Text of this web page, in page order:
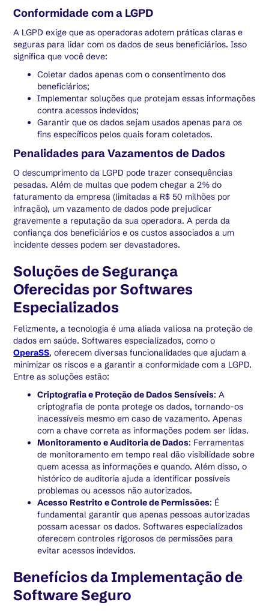
Conformidade com a LGPD
A LGPD exige que as operadoras adotem práticas claras e
seguras para lidar com os dados de seus beneficiários. Isso
significa que você deve:
Coletar dados apenas com o consentimento dos
beneficiários;
Implementar soluções que protejam essas informações
contra acessos indevidos;
Garantir que os dados sejam usados apenas para os
fins específicos pelos quais foram coletados.
Penalidades para Vazamentos de Dados
O descumprimento da LGPD pode trazer consequências
pesadas. Além de multas que podem chegar a 2% do
faturamento da empresa (limitadas a R$ 50 milhões por
infração), um vazamento de dados pode prejudicar
gravemente a reputação da sua operadora. A perda da
confiança dos beneficiários e os custos associados a um
incidente desses podem ser devastadores.
Soluções de Segurança
Oferecidas por Softwares
Especializados
Felizmente, a tecnologia é uma aliada valiosa na proteção de
dados em saúde. Softwares especializados, como o
OperaSS, oferecem diversas funcionalidades que ajudam a
minimizar os riscos e a garantir a conformidade com a LGPD.
Entre as soluções estão:
Criptografia e Proteção de Dados Sensíveis: A
criptografia de ponta protege os dados, tornando-os
inacessíveis mesmo em caso de vazamento. Apenas
com a chave correta as informações podem ser lidas.
Monitoramento e Auditoria de Dados: Ferramentas
de monitoramento em tempo real dão visibilidade sobre
quem acessa as informações e quando. Além disso, o
histórico de auditoria ajuda a identificar possíveis
problemas ou acessos não autorizados.
Acesso Restrito e Controle de Permissões: É
fundamental garantir que apenas pessoas autorizadas
possam acessar os dados. Softwares especializados
oferecem controles rigorosos de permissões para
evitar acessos indevidos.
Benefícios da Implementação de
Software Seguro